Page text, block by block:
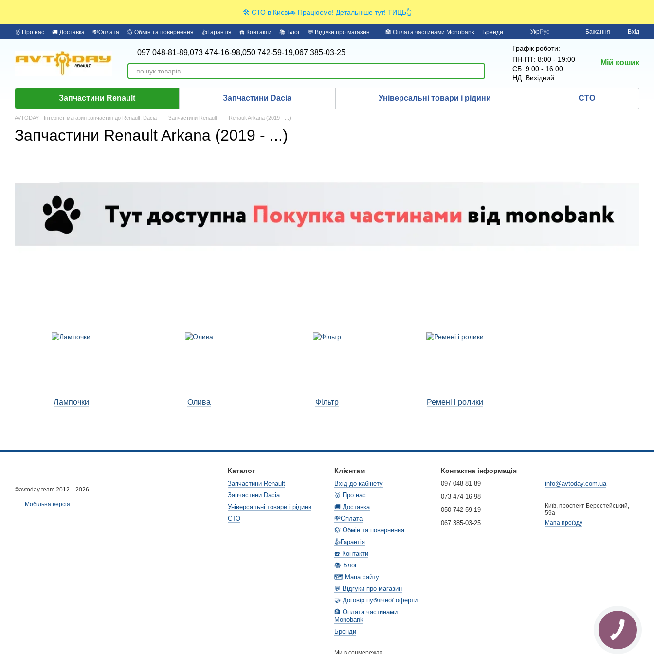
🛠️ СТО в Києві🚗 Працюємо! Детальніше тут! ТИЦЬ👆
🥇 Про нас 🚚 Доставка 💸Оплата 💱 Обмін та повернення 👍Гарантія ☎️ Контакти 📚 Блог 💬 Відгуки про магазин 🏦 Оплата частинами Monobank Бренди УкрРус Бажання Вхід
097 048-81-89,073 474-16-98,050 742-59-19,067 385-03-25
Графік роботи:
ПН-ПТ: 8:00 - 19:00
СБ: 9:00 - 16:00
НД: Вихідний
Мій кошик
Запчастини Renault Запчастини Dacia Універсальні товари і рідини СТО
AVTODAY - Інтернет-магазин запчастин до Renault, Dacia Запчастини Renault Renault Arkana (2019 - ...)
Запчастини Renault Arkana (2019 - ...)
Лампочки Олива Фільтр Ремені і ролики
©avtoday team 2012—2026
Мобільна версія
Каталог
Запчастини Renault
Запчастини Dacia
Універсальні товари і рідини
СТО
Клієнтам
Вхід до кабінету
🥇 Про нас
🚚 Доставка
💸Оплата
💱 Обмін та повернення
👍Гарантія
☎️ Контакти
📚 Блог
🗺️ Мапа сайту
💬 Відгуки про магазин
🤝 Договір публічної оферти
🏦 Оплата частинами
Monobank
Бренди
Ми в соцмережах
Контактна інформація
097 048-81-89
073 474-16-98
050 742-59-19
067 385-03-25
info@avtoday.com.ua
Київ, проспект Берестейський,
59а
Мапа проїзду